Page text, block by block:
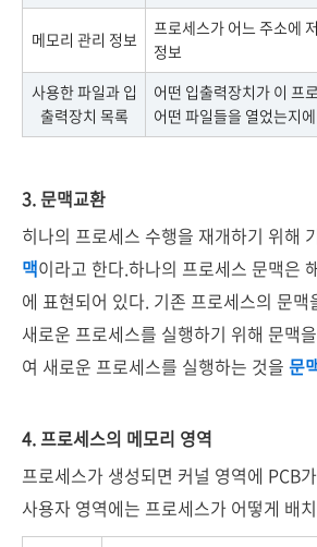
메모리 관리 정보
프로세스가 어느 주소에
정보
사용한 파일과 입
출력장치 목록
어떤 입출력장치가 이 프
어떤 파일들을 열었는지
3. 문맥교환
히나의 프로세스 수행을 재개하기 위해
맥이라고 한다.하나의 프로세스 문맥은
에 표현되어 있다. 기존 프로세스의 문맥
새로운 프로세스를 실행하기 위해 문맥
여 새로운 프로세스를 실행하는 것을 문
4. 프로세스의 메모리 영역
프로세스가 생성되면 커널 영역에 PCB
사용자 영역에는 프로세스가 어떻게 배